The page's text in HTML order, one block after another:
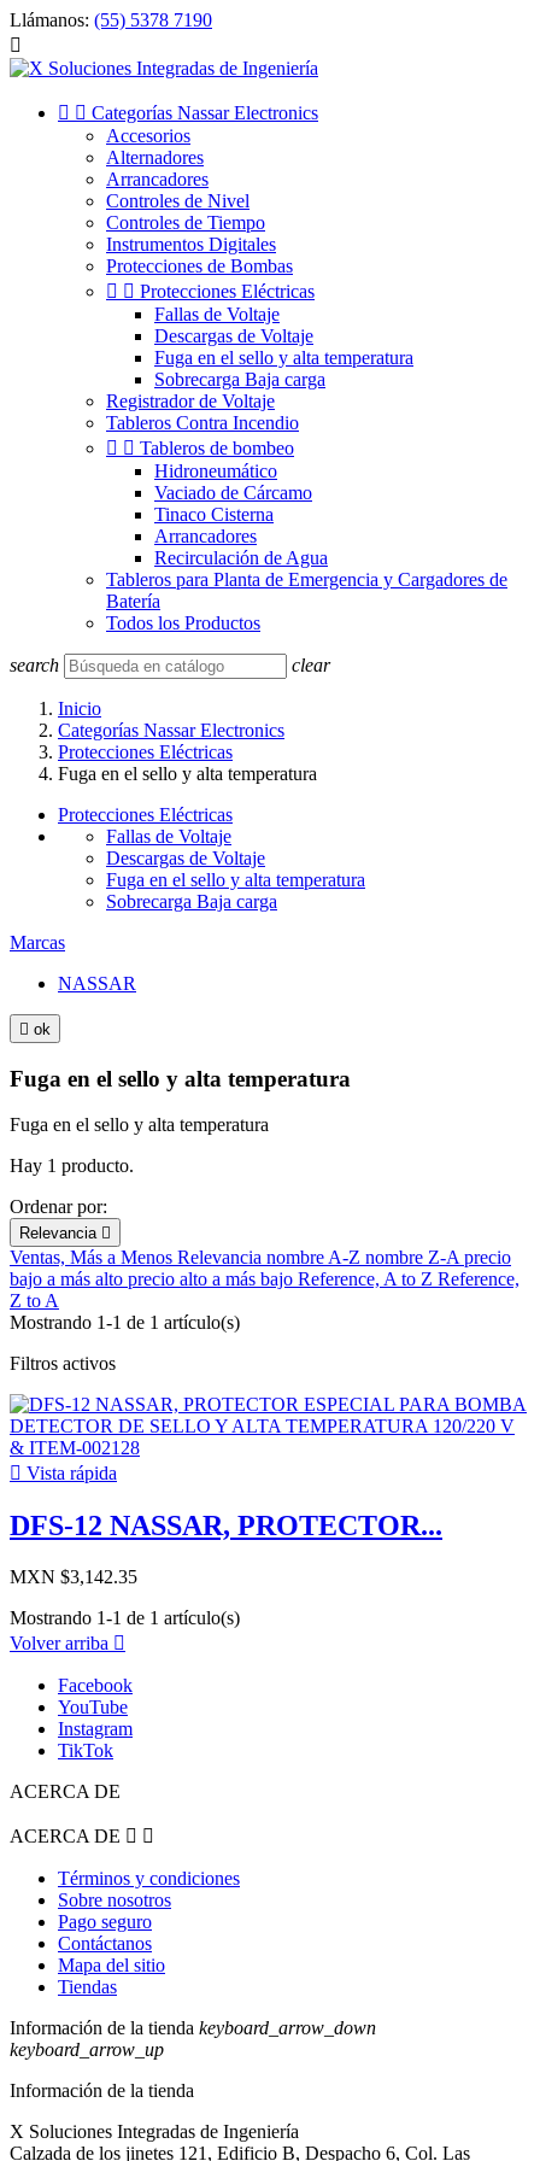
Llámanos: (55) 5378 7190

  Categorías Nassar Electronics
Accesorios
Alternadores
Arrancadores
Controles de Nivel
Controles de Tiempo
Instrumentos Digitales
Protecciones de Bombas
  Protecciones Eléctricas
Fallas de Voltaje
Descargas de Voltaje
Fuga en el sello y alta temperatura
Sobrecarga Baja carga
Registrador de Voltaje
Tableros Contra Incendio
  Tableros de bombeo
Hidroneumático
Vaciado de Cárcamo
Tinaco Cisterna
Arrancadores
Recirculación de Agua
Tableros para Planta de Emergencia y Cargadores de
Batería
Todos los Productos
search clear
Inicio
Categorías Nassar Electronics
Protecciones Eléctricas
Fuga en el sello y alta temperatura
Protecciones Eléctricas
Fallas de Voltaje
Descargas de Voltaje
Fuga en el sello y alta temperatura
Sobrecarga Baja carga
Marcas
NASSAR
 ok
Fuga en el sello y alta temperatura
Fuga en el sello y alta temperatura
Hay 1 producto.
Ordenar por:
Relevancia 
Ventas, Más a Menos Relevancia nombre A-Z nombre Z-Aprecio
bajo a más alto precio alto a más bajo Reference, A to Z Reference,
Z to A
Mostrando 1-1 de 1 artículo(s)
Filtros activos
 Vista rápida
DFS-12 NASSAR, PROTECTOR...
MXN $3,142.35
Mostrando 1-1 de 1 artículo(s)
Volver arriba 
Facebook
YouTube
Instagram
TikTok
ACERCA DE
ACERCA DE  
Términos y condiciones
Sobre nosotros
Pago seguro
Contáctanos
Mapa del sitio
Tiendas
Información de la tienda keyboard_arrow_down
keyboard_arrow_up
Información de la tienda
X Soluciones Integradas de Ingeniería
Calzada de los jinetes 121, Edificio B, Despacho 6, Col. Las